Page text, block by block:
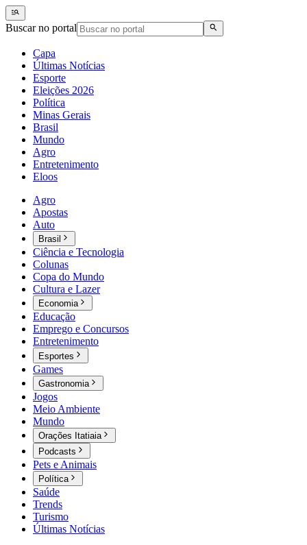
Buscar no portal
Capa
Últimas Notícias
Esporte
Eleições 2026
Política
Minas Gerais
Brasil
Mundo
Agro
Entretenimento
Eloos
Agro
Apostas
Auto
Brasil
Ciência e Tecnologia
Colunas
Copa do Mundo
Cultura e Lazer
Economia
Educação
Emprego e Concursos
Entretenimento
Esportes
Games
Gastronomia
Jogos
Meio Ambiente
Mundo
Orações Itatiaia
Podcasts
Pets e Animais
Política
Saúde
Trends
Turismo
Últimas Notícias